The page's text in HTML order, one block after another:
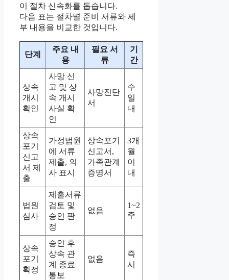
이 절차 신속화를 돕습니다.
다음 표는 절차별 준비 서류와 세
부 내용을 비교한 것입니다.
단계
주요 내
용
필요 서
류
기
간
상속
개시
확인
사망 신
고 및 상
속 개시
사실 확
인
사망진단
서
수
일
내
상속
포기
신고
서 제
출
가정법원
에 서류
제출, 의
사 표시
상속포기
신고서,
가족관계
증명서
3개
월
이
내
법원
심사
제출서류
검토 및
승인 판
정
없음
1~2
주
상속
포기
확정
승인 후
상속 관
계 종료
통보
없음
즉
시